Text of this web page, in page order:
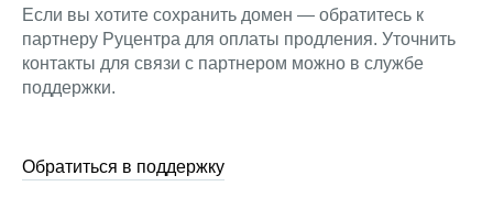
Если вы хотите сохранить домен — обратитесь к
партнеру Руцентра для оплаты продления. Уточнить
контакты для связи с партнером можно в службе
поддержки.
Обратиться в поддержку